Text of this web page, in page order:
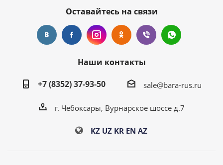
Оставайтесь на связи
Наши контакты
+7 (8352) 37-93-50
sale@bara-rus.ru
г. Чебоксары, Вурнарское шоссе д.7
KZ UZ KR EN AZ